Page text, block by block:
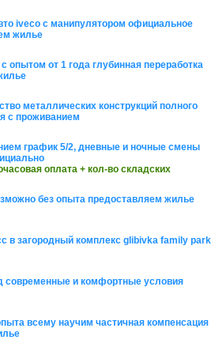
iveco с манипулятором официальное
жилье
опытом от 1 года глубинная переработка
металлических конструкций полного
с проживанием
график 5/2, дневные и ночные смены
оплата + кол-во складских
без опыта предоставляем жилье
в загородный комплекс glibivka family park
современные и комфортные условия
всему научим частичная компенсация